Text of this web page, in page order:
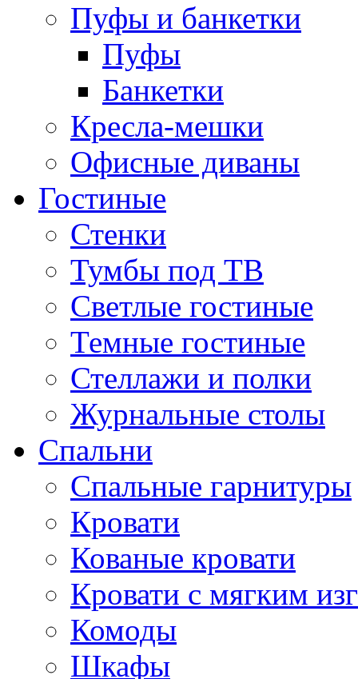
Пуфы и банкетки
Пуфы
Банкетки
Кресла-мешки
Офисные диваны
Гостиные
Стенки
Тумбы под ТВ
Светлые гостиные
Темные гостиные
Стеллажи и полки
Журнальные столы
Спальни
Спальные гарнитуры
Кровати
Кованые кровати
Кровати с мягким
Комоды
Шкафы